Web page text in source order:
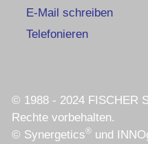
E-Mail schreiben
Telefonieren
© 1988 - 2024 FISCHER
Rechte vorbehalten.
© Synergetics® und